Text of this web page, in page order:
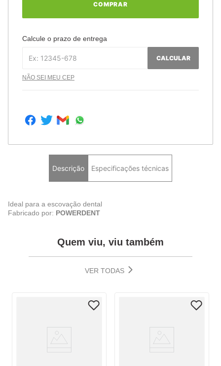
COMPRAR
Calcule o prazo de entrega
CALCULAR
NÃO SEI MEU CEP
Descrição Especificações técnicas
Ideal para a escovação dental
Fabricado por: POWERDENT
Quem viu, viu também
VER TODAS